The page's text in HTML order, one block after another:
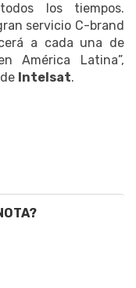
los tiempos.
servicio C-brand
a cada una de
América Latina”,
Intelsat.